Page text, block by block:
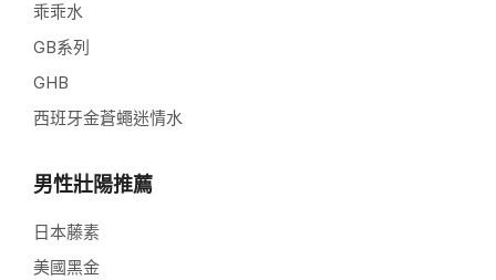
乖乖水
GB系列
GHB
西班牙金蒼蠅迷情水
男性壯陽推薦
日本藤素
美國黑金